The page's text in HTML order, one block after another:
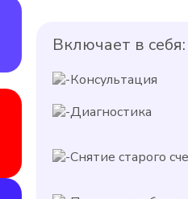
Включает в себя:
Консультация
Диагностика
Снятие старого